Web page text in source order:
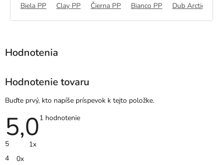
Dub Sonoma 3D Orech Vlašský 3D
Biela PP Clay PP Čierna PP Bianco PP Dub Arctic PP
Hodnotenie tovaru
Buďte prvý, kto napíše príspevok k tejto položke.
5,0Priemerné
1 hodnotenie
5
1x
4
0x